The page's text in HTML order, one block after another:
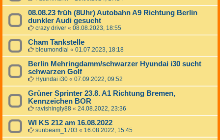
08.08.23 früh (8Uhr) Autobahn A9 Richtung Berlin
dunkler Audi gesucht
crazy driver « 08.08.2023, 18:55
Cham Tankstelle
bleumondial « 01.07.2023, 18:18
Berlin Mehringdamm/schwarzer Hyundai i30 sucht
schwarzen Golf
Hyundai i30 « 07.09.2022, 09:52
Grüner Sprinter 23.8. A1 Richtung Bremen,
Kennzeichen BOR
ravishingly88 « 24.08.2022, 23:36
WI KS 212 am 16.08.2022
sunbeam_1703 « 16.08.2022, 15:45